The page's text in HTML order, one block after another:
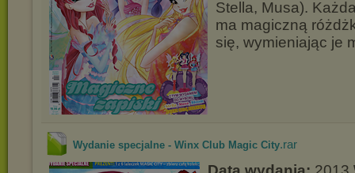
Stella, Musa).
ma magiczną
się, wymieniając je
Wydanie specjalne - Winx Club Magic City.rar